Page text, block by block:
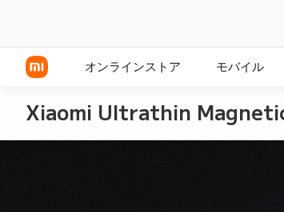
オンラインストア モバイル
Xiaomi Ultrathin